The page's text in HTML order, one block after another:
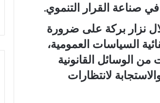
صناعة القرار التنموي.
نزار بركة على ضرورة
السياسات العمومية،
الوسائل القانونية
لانتظارات